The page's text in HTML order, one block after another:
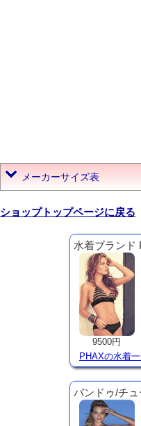
メーカーサイズ表
ショップトップページに戻る
水着ブランド
9500円
PHAXの水着
バンドゥ/チ